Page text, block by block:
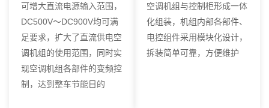
可增大直流电源输入范围，
DC500V～DC900V均可满
足要求，扩大了直流供电空
调机组的使用范围，同时实
现空调机组各部件的变频控
制，达到整车节能目的
空调机组与控制柜形成一体
化组装，机组内部各部件、
电控组件采用模块化设计，
拆装简单可靠，方便维护